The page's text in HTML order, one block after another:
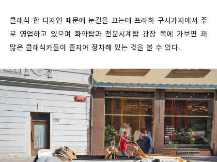
클래식 한 디자인 때문에 눈길을 끄는데 프라하 구시가지에서 주
로 영업하고 있으며 화약탑과 천문시계탑 광장 쪽에 가보면 꽤
많은 클래식카들이 줄지어 정차해 있는 것을 볼 수 있다.